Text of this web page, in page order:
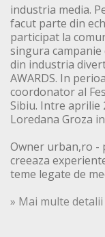
industria media.
facut parte din
participat la
singura
din industria
AWARDS. In
coordonator al
Sibiu. Intre aprilie
Loredana Groza
Owner urban,ro -
creeaza
teme legate de
» Mai multe detalii